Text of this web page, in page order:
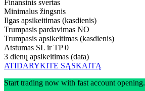
Finansinis svertas
Minimalus žingsnis
Ilgas apsikeitimas (kasdienis)
Trumpasis pardavimas NO
Trumpasis apsikeitimas (kasdienis)
Atstumas SL ir TP 0
3 dienų apsikeitimas (data)
ATIDARYKITE SĄSKAITĄ
Start trading now with fast account opening.